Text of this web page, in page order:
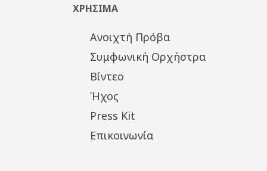
ΧΡΗΣΙΜΑ
Ανοιχτή Πρόβα
Συμφωνική Ορχήστρα
Βίντεο
Ήχος
Press Kit
Επικοινωνία